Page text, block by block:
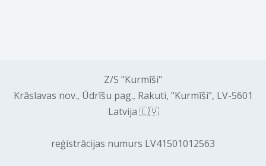
Z/S "Kurmīši"
Krāslavas nov., Ūdrīšu pag., Rakuti, "Kurmīši", LV-5601
Latvija 🇱🇻
reģistrācijas numurs LV41501012563